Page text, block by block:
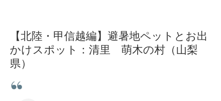
【北陸・甲信越編】避暑地ペットとお出
かけスポット：清里 萌木の村（山梨
県）